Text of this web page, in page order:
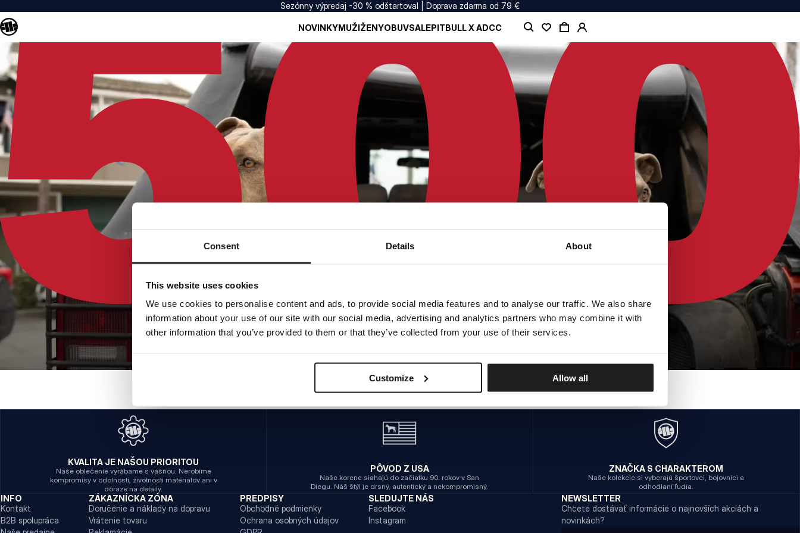
Consent Details About
This website uses cookies
We use cookies to personalise content and ads, to provide social media features and to analyse our traffic. We also share
information about your use of our site with our social media, advertising and analytics partners who may combine it with
other information that you’ve provided to them or that they’ve collected from your use of their services.
Customize Allow all
Sezónny výpredaj -30 % odštartoval | Doprava zdarma od 79 €
NOVINKYMUŽIŽENYOBUVSALEPITBULL X ADCC
INTERNAL SERVER ERROR
NÁVRAT NA HLAVNÚ STRÁNKU
KVALITA JE NAŠOU PRIORITOU
Naše oblečenie vyrábame s vášňou. Nerobíme
kompromisy v odolnosti, životnosti materiálov ani v
dôraze na detaily.
PÔVOD Z USA
Naše korene siahajú do začiatku 90. rokov v San
Diegu. Náš štýl je drsný, autentický a nekompromisný.
ZNAČKA S CHARAKTEROM
Naše kolekcie si vyberajú športovci, bojovníci a
odhodlaní ľudia.
INFO
Kontakt
B2B spolupráca
ZÁKAZNÍCKA ZÓNA
Doručenie a náklady na dopravu
Vrátenie tovaru
PREDPISY
Obchodné podmienky
Ochrana osobných údajov
SLEDUJTE NÁS
Facebook
Instagram
NEWSLETTER
Chcete dostávať informácie o najnovších akciách a
novinkách?